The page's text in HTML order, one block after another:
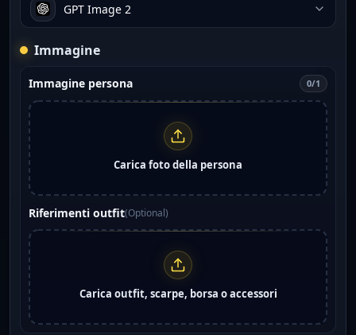
GPT Image 2
Immagine
Immagine persona 0/1
Carica foto della persona
Riferimenti outfit(Optional)
Carica outfit, scarpe, borsa o accessori